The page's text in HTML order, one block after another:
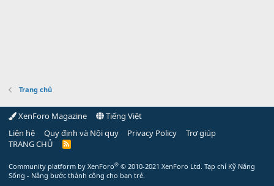
Trang chủ
XenForo Magazine
Tiếng Việt
Liên hệ
Quy định và Nội quy Privacy Policy
Trợ giúp
TRANG CHỦ
R
Community platform by XenForo® © 2010-2021 XenForo Ltd. Tạp chí Kỹ Năng
Sống - Nâng bước thành công cho bạn trẻ.